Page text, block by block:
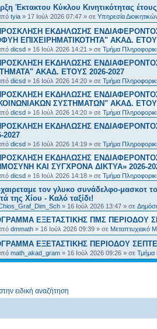
Έκτακτου Κύκλου Κινητικότητας
tyia » 17 Ιούλ 2026 07:47 » σε Υπηρεσία
ΕΚΔΗΛΩΣΗΣ
ΕΠΙΧΕΙΡΗΜΑΤΙΚΟΤΗΤΑ" ΑΚΑΔ.
dicsd » 16 Ιούλ 2026 14:21 » σε Τμήμα
ΕΚΔΗΛΩΣΗΣ
ΑΚΑΔ. ΕΤΟΥΣ 2026-2027
dicsd » 16 Ιούλ 2026 14:20 » σε Τμήμα
ΕΚΔΗΛΩΣΗΣ
ΣΥΣΤΗΜΑΤΩΝ" ΑΚΑΔ.
dicsd » 16 Ιούλ 2026 14:20 » σε Τμήμα
ΕΚΔΗΛΩΣΗΣ
2027
dicsd » 16 Ιούλ 2026 14:19 » σε Τμήμα
ΕΚΔΗΛΩΣΗΣ
ΚΑΙ ΣΥΓΧΡΟΝΑ ΔΙΚΤΥΑ» 2026-
dicsd » 16 Ιούλ 2026 14:18 » σε Τμήμα
τον γλυκο συνάδελφο-μασκοτ
της Χίου - Καλό ταξίδι!
» 16 Ιούλ 2026 13:47 » σε
ΕΞΕΤΑΣΤΙΚΗΣ ΠΜΣ ΠΕΡΙΟΔΟΥ
dmmath » 16 Ιούλ 2026 09:39 » σε Μεταπτυχιακό
ΕΞΕΤΑΣΤΙΚΗΣ ΠΕΡΙΟΔΟΥ
math_akad_gram » 16 Ιούλ 2026 09:26 » σε Τμήμα
ειδική αναζήτηση